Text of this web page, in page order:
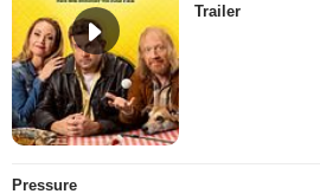
Trailer
Pressure